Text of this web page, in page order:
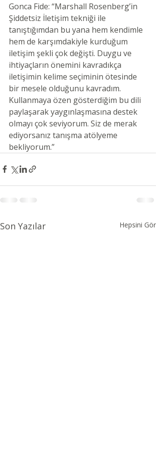
Gonca Fide: “Marshall Rosenberg’in
Şiddetsiz İletişim tekniği ile
tanıştığımdan bu yana hem kendimle
hem de karşımdakiyle kurduğum
iletişim şekli çok değişti. Duygu ve
ihtiyaçların önemini kavradıkça
iletişimin kelime seçiminin ötesinde
bir mesele olduğunu kavradım.
Kullanmaya özen gösterdiğim bu dili
paylaşarak yaygınlaşmasına destek
olmayı çok seviyorum. Siz de merak
ediyorsanız tanışma atölyeme
bekliyorum.”
Son Yazılar Hepsini Gör